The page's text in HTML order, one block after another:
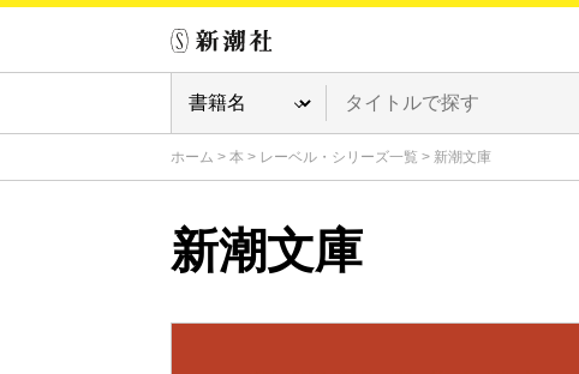
ホーム > 本 > レーベル・シリーズ一覧 > 新潮文庫
新潮文庫